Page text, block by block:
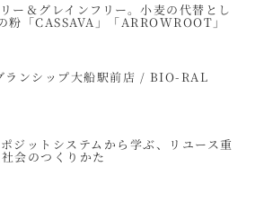
ー＆グレインフリー。小麦の代替とし
粉「CASSAVA」「ARROWROOT」
ランシップ大船駅前店 / BIO-RAL
ジットシステムから学ぶ、リユース重
会のつくりかた